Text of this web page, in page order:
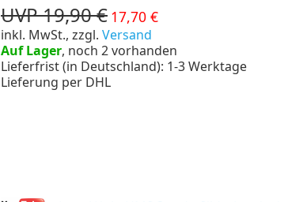
UVP 19,90 € 17,70 €
inkl. MwSt., zzgl. Versand
Auf Lager, noch 2 vorhanden
Lieferfrist (in Deutschland): 1-3 Werktage
Lieferung per DHL